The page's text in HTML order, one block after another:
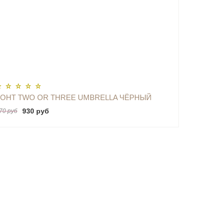
TWO OR THREE UMBRELLA ЧЁРНЫЙ
руб 930 руб
ОПОВЕСТИТЬ